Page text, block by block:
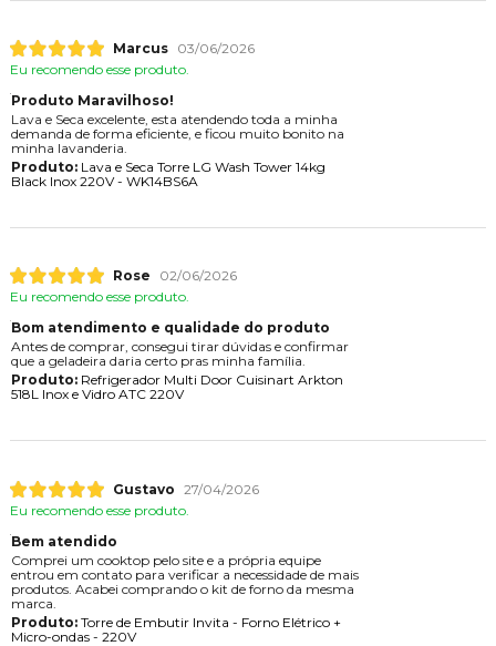
Marcus
03/06/2026
Eu recomendo esse produto.
Produto Maravilhoso!
Lava e Seca excelente, esta atendendo toda a minha
demanda de forma eficiente, e ficou muito bonito na
minha lavanderia.
Produto:Lava e Seca Torre LG Wash Tower 14kg
Black Inox 220V - WK14BS6A
Rose
02/06/2026
Eu recomendo esse produto.
Bom atendimento e qualidade do produto
Antes de comprar, consegui tirar dúvidas e confirmar
que a geladeira daria certo pras minha família.
Produto:Refrigerador Multi Door Cuisinart Arkton
518L Inox e Vidro ATC 220V
Gustavo 27/04/2026
Eu recomendo esse produto.
Bem atendido
Comprei um cooktop pelo site e a própria equipe
entrou em contato para verificar a necessidade de mais
produtos. Acabei comprando o kit de forno da mesma
marca.
Produto:Torre de Embutir Invita - Forno Elétrico +
Micro-ondas - 220V